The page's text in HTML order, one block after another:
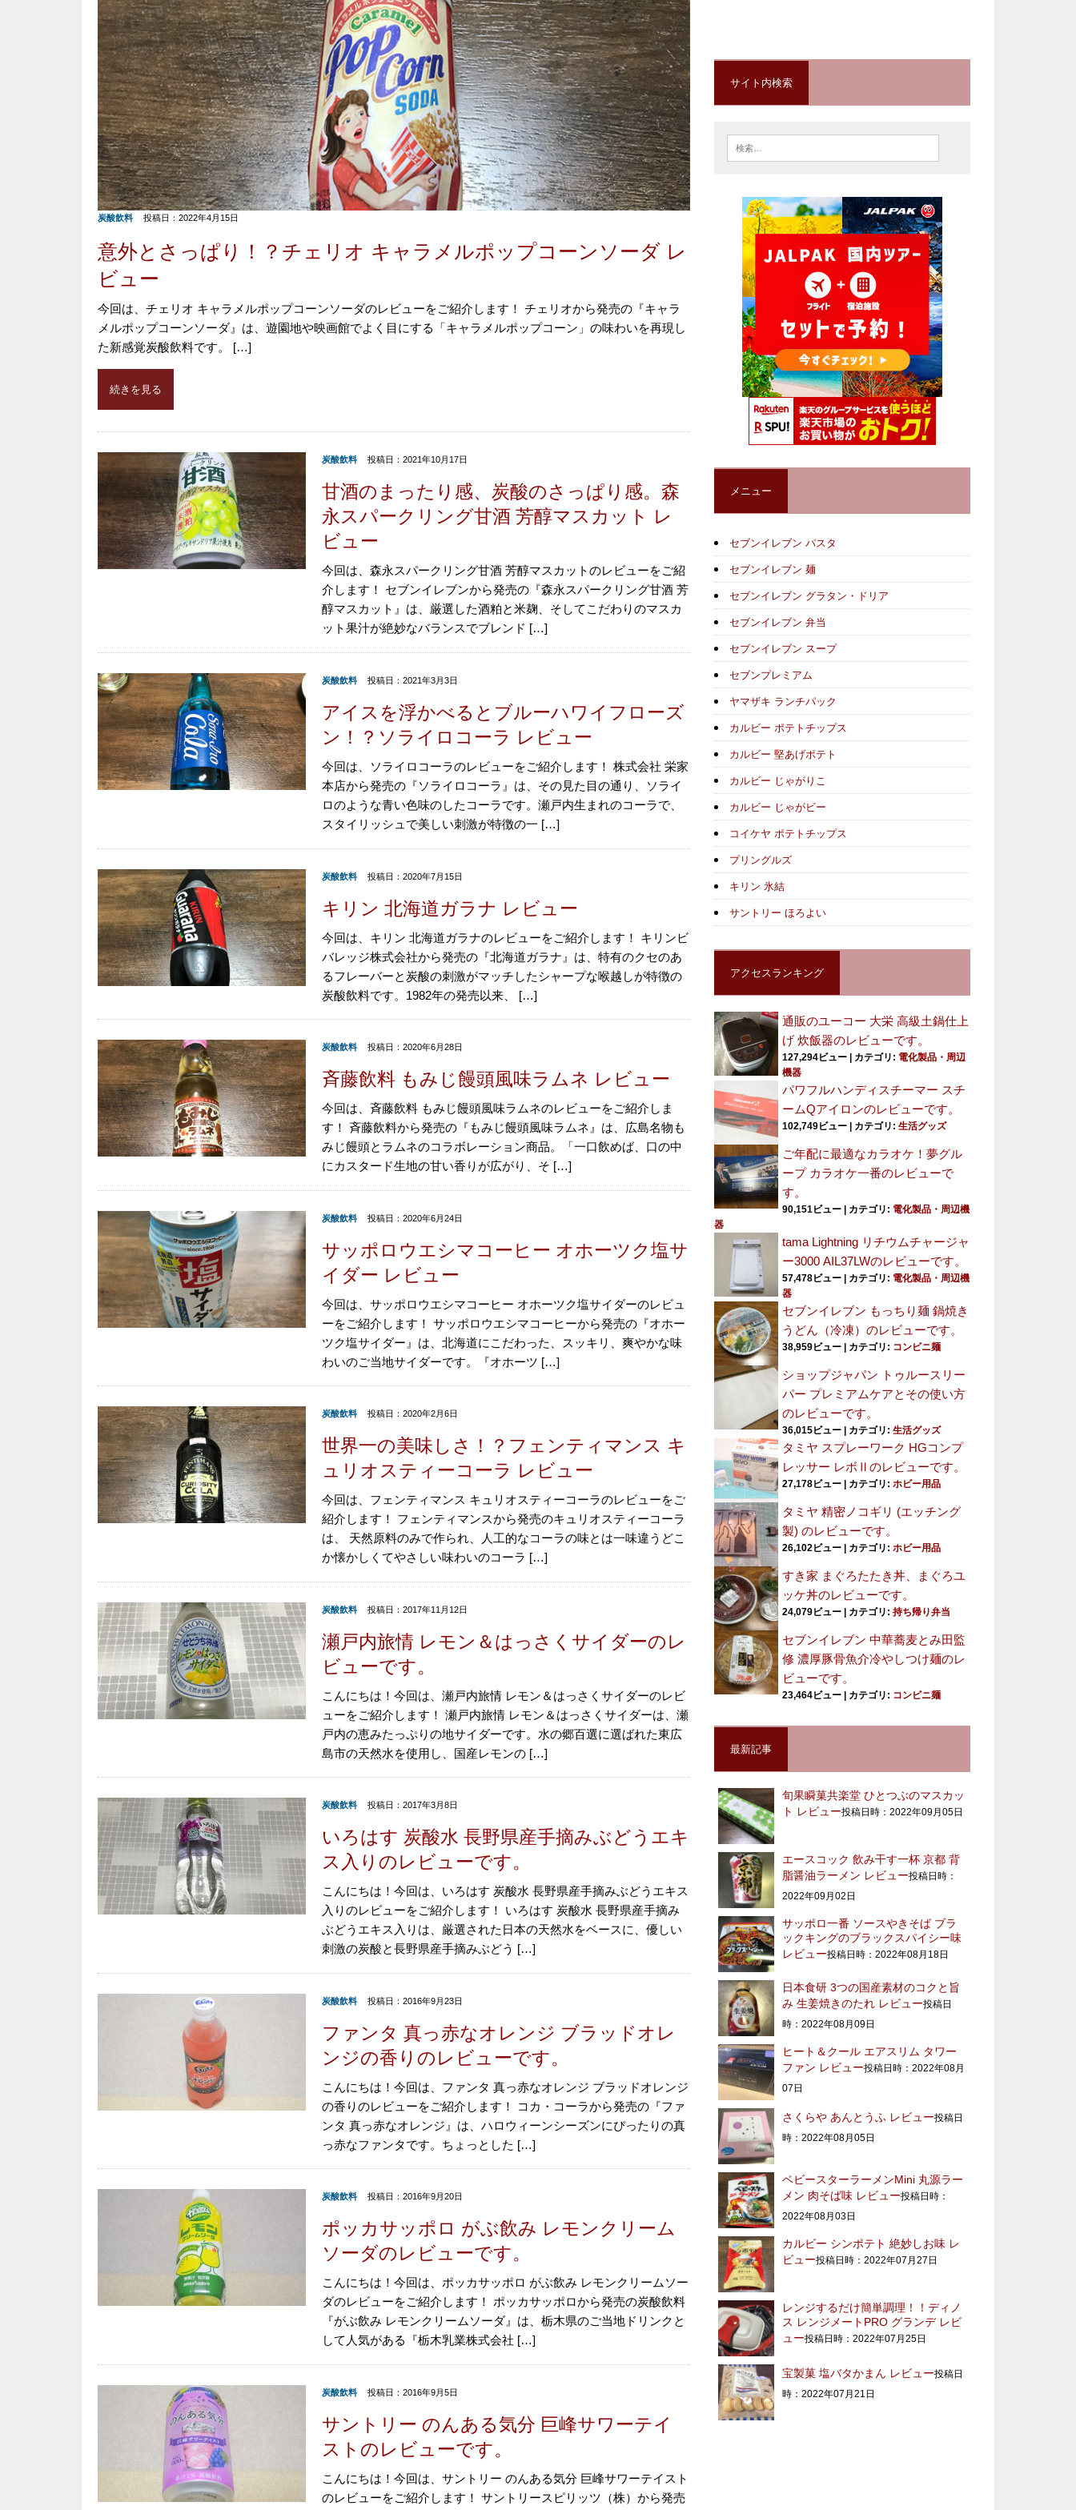
炭酸飲料 投稿日：2022年4月15日
意外とさっぱり！？チェリオ キャラメルポップコーンソーダ レ
ビュー
今回は、チェリオ キャラメルポップコーンソーダのレビューをご紹介します！ チェリオから発売の『キャラ
メルポップコーンソーダ』は、遊園地や映画館でよく目にする「キャラメルポップコーン」の味わいを再現し
た新感覚炭酸飲料です。 […]
続きを見る
炭酸飲料 投稿日：2021年10月17日
甘酒のまったり感、炭酸のさっぱり感。森
永スパークリング甘酒 芳醇マスカット レ
ビュー
今回は、森永スパークリング甘酒 芳醇マスカットのレビューをご紹
介します！ セブンイレブンから発売の『森永スパークリング甘酒 芳
醇マスカット』は、厳選した酒粕と米麹、そしてこだわりのマスカ
ット果汁が絶妙なバランスでブレンド […]
炭酸飲料 投稿日：2021年3月3日
アイスを浮かべるとブルーハワイフローズ
ン！？ソライロコーラ レビュー
今回は、ソライロコーラのレビューをご紹介します！ 株式会社 栄家
本店から発売の『ソライロコーラ』は、その見た目の通り、ソライ
ロのような青い色味のしたコーラです。瀬戸内生まれのコーラで、
スタイリッシュで美しい刺激が特徴の一 […]
炭酸飲料 投稿日：2020年7月15日
キリン 北海道ガラナ レビュー
今回は、キリン 北海道ガラナのレビューをご紹介します！ キリンビ
バレッジ株式会社から発売の『北海道ガラナ』は、特有のクセのあ
るフレーバーと炭酸の刺激がマッチしたシャープな喉越しが特徴の
炭酸飲料です。1982年の発売以来、 […]
炭酸飲料 投稿日：2020年6月28日
斉藤飲料 もみじ饅頭風味ラムネ レビュー
今回は、斉藤飲料 もみじ饅頭風味ラムネのレビューをご紹介しま
す！ 斉藤飲料から発売の『もみじ饅頭風味ラムネ』は、広島名物も
みじ饅頭とラムネのコラボレーション商品。「一口飲めば、口の中
にカスタード生地の甘い香りが広がり、そ […]
炭酸飲料 投稿日：2020年6月24日
サッポロウエシマコーヒー オホーツク塩サ
イダー レビュー
今回は、サッポロウエシマコーヒー オホーツク塩サイダーのレビュ
ーをご紹介します！ サッポロウエシマコーヒーから発売の『オホー
ツク塩サイダー』は、北海道にこだわった、スッキリ、爽やかな味
わいのご当地サイダーです。『オホーツ […]
炭酸飲料 投稿日：2020年2月6日
世界一の美味しさ！？フェンティマンス キ
ュリオスティーコーラ レビュー
今回は、フェンティマンス キュリオスティーコーラのレビューをご
紹介します！ フェンティマンスから発売のキュリオスティーコーラ
は、 天然原料のみで作られ、人工的なコーラの味とは一味違うどこ
か懐かしくてやさしい味わいのコーラ […]
炭酸飲料 投稿日：2017年11月12日
瀬戸内旅情 レモン＆はっさくサイダーのレ
ビューです。
こんにちは！今回は、瀬戸内旅情 レモン＆はっさくサイダーのレビ
ューをご紹介します！ 瀬戸内旅情 レモン＆はっさくサイダーは、瀬
戸内の恵みたっぷりの地サイダーです。水の郷百選に選ばれた東広
島市の天然水を使用し、国産レモンの […]
炭酸飲料 投稿日：2017年3月8日
いろはす 炭酸水 長野県産手摘みぶどうエキ
ス入りのレビューです。
こんにちは！今回は、いろはす 炭酸水 長野県産手摘みぶどうエキス
入りのレビューをご紹介します！ いろはす 炭酸水 長野県産手摘み
ぶどうエキス入りは、厳選された日本の天然水をベースに、優しい
刺激の炭酸と長野県産手摘みぶどう […]
炭酸飲料 投稿日：2016年9月23日
ファンタ 真っ赤なオレンジ ブラッドオレ
ンジの香りのレビューです。
こんにちは！今回は、ファンタ 真っ赤なオレンジ ブラッドオレンジ
の香りのレビューをご紹介します！ コカ・コーラから発売の『ファ
ンタ 真っ赤なオレンジ』は、ハロウィーンシーズンにぴったりの真
っ赤なファンタです。ちょっとした […]
炭酸飲料 投稿日：2016年9月20日
ポッカサッポロ がぶ飲み レモンクリーム
ソーダのレビューです。
こんにちは！今回は、ポッカサッポロ がぶ飲み レモンクリームソー
ダのレビューをご紹介します！ ポッカサッポロから発売の炭酸飲料
『がぶ飲み レモンクリームソーダ』は、栃木県のご当地ドリンクと
して人気がある『栃木乳業株式会社 […]
炭酸飲料 投稿日：2016年9月5日
サントリー のんある気分 巨峰サワーテイ
ストのレビューです。
こんにちは！今回は、サントリー のんある気分 巨峰サワーテイスト
のレビューをご紹介します！ サントリースピリッツ（株）から発売
サイト内検索
メニュー
セブンイレブン パスタ
セブンイレブン 麺
セブンイレブン グラタン・ドリア
セブンイレブン 弁当
セブンイレブン スープ
セブンプレミアム
ヤマザキ ランチパック
カルビー ポテトチップス
カルビー 堅あげポテト
カルビー じゃがりこ
カルビー じゃがビー
コイケヤ ポテトチップス
プリングルズ
キリン 氷結
サントリー ほろよい
アクセスランキング
通販のユーコー 大栄 高級土鍋仕上
げ 炊飯器のレビューです。
127,294ビュー | カテゴリ: 電化製品・周辺
機器
パワフルハンディスチーマー スチ
ームQアイロンのレビューです。
102,749ビュー | カテゴリ: 生活グッズ
ご年配に最適なカラオケ！夢グル
ープ カラオケ一番のレビューで
す。
90,151ビュー | カテゴリ: 電化製品・周辺機
器
tama Lightning リチウムチャージャ
ー3000 AIL37LWのレビューです。
57,478ビュー | カテゴリ: 電化製品・周辺機
器
セブンイレブン もっちり麺 鍋焼き
うどん（冷凍）のレビューです。
38,959ビュー | カテゴリ: コンビニ麺
ショップジャパン トゥルースリー
パー プレミアムケアとその使い方
のレビューです。
36,015ビュー | カテゴリ: 生活グッズ
タミヤ スプレーワーク HGコンプ
レッサー レボⅡのレビューです。
27,178ビュー | カテゴリ: ホビー用品
タミヤ 精密ノコギリ (エッチング
製) のレビューです。
26,102ビュー | カテゴリ: ホビー用品
すき家 まぐろたたき丼、まぐろユ
ッケ丼のレビューです。
24,079ビュー | カテゴリ: 持ち帰り弁当
セブンイレブン 中華蕎麦とみ田監
修 濃厚豚骨魚介冷やしつけ麺のレ
ビューです。
23,464ビュー | カテゴリ: コンビニ麺
最新記事
旬果瞬菓共楽堂 ひとつぶのマスカッ
ト レビュー投稿日時：2022年09月05日
エースコック 飲み干す一杯 京都 背
脂醤油ラーメン レビュー投稿日時：
2022年09月02日
サッポロ一番 ソースやきそば ブラ
ックキングのブラックスパイシー味
レビュー投稿日時：2022年08月18日
日本食研 3つの国産素材のコクと旨
み 生姜焼きのたれ レビュー投稿日
時：2022年08月09日
ヒート＆クール エアスリム タワー
ファン レビュー投稿日時：2022年08月
07日
さくらや あんとうふ レビュー投稿日
時：2022年08月05日
ベビースターラーメンMini 丸源ラー
メン 肉そば味 レビュー投稿日時：
2022年08月03日
カルビー シンポテト 絶妙しお味 レ
ビュー投稿日時：2022年07月27日
レンジするだけ簡単調理！！ディノ
ス レンジメートPRO グランデ レビ
ュー投稿日時：2022年07月25日
宝製菓 塩バタかまん レビュー投稿日
時：2022年07月21日